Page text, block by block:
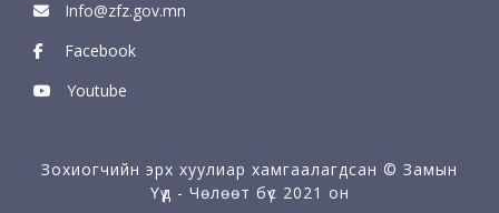
Info@zfz.gov.mn
Facebook
Youtube
Зохиогчийн эрх хуулиар хамгаалагдсан © Замын
Үүд - Чөлөөт бүс 2021 он